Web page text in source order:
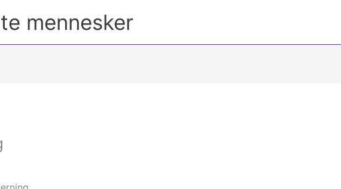
mennesker